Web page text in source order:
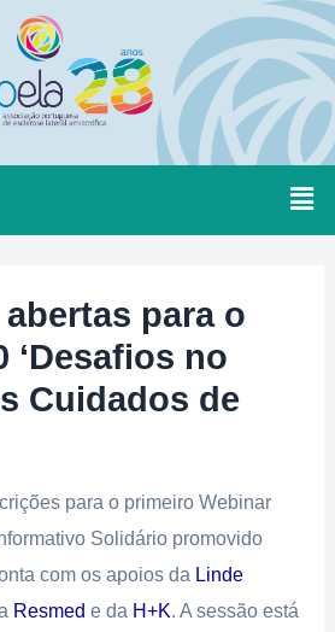
para o
‘Desafios no
Cuidados de
para o primeiro Webinar
Solidário promovido
com os apoios da Linde
Resmede da H+K. A sessão está